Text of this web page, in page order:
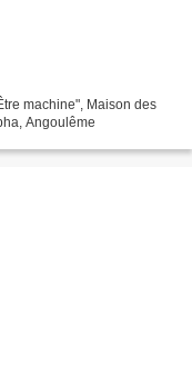
machine", Maison des
Angoulême